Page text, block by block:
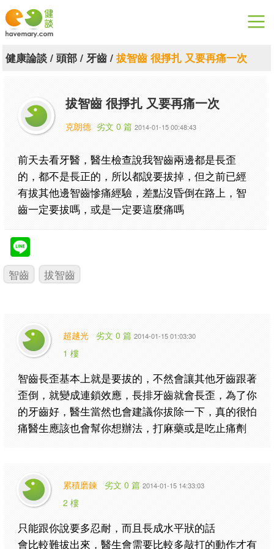
漫漫健康
關於健談
聯絡我們
下載專區
健康論談/ 頭部/ 牙齒/ 拔智齒 很掙扎 又要再痛一次
拔智齒 很掙扎 又要再痛一次
克朗德 劣文 0 篇 2014-01-15 00:48:43
前天去看牙醫，醫生檢查說我智齒兩邊都是長歪
的，都不是長正的，所以都說要拔掉，但之前已經
有拔其他邊智齒慘痛經驗，差點沒昏倒在路上，智
齒一定要拔嗎，或是一定要這麼痛嗎
智齒 拔智齒
超越光 劣文 0 篇 2014-01-15 01:03:30
1 樓
智齒長歪基本上就是要拔的，不然會讓其他牙齒跟著
歪倒，就變成連鎖效應，長排牙齒就會長歪，為了你
的牙齒好，醫生當然也會建議你拔除一下，真的很怕
痛醫生應該也會幫你想辦法，打麻藥或是吃止痛劑
累積磨鍊 劣文 0 篇 2014-01-15 14:33:03
2 樓
只能跟你說要多忍耐，而且長成水平狀的話
會比較難拔出來，醫生會需要比較多敲打的動作才有